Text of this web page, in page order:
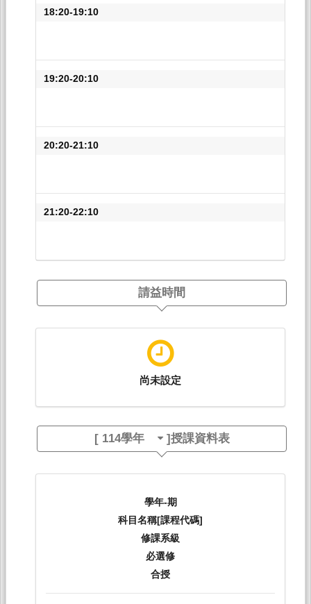
18:20-19:10
19:20-20:10
20:20-21:10
21:20-22:10
請益時間
尚未設定
[ 114學年 ]授課資料表
學年-期
科目名稱[課程代碼]
修課系級
必選修
合授